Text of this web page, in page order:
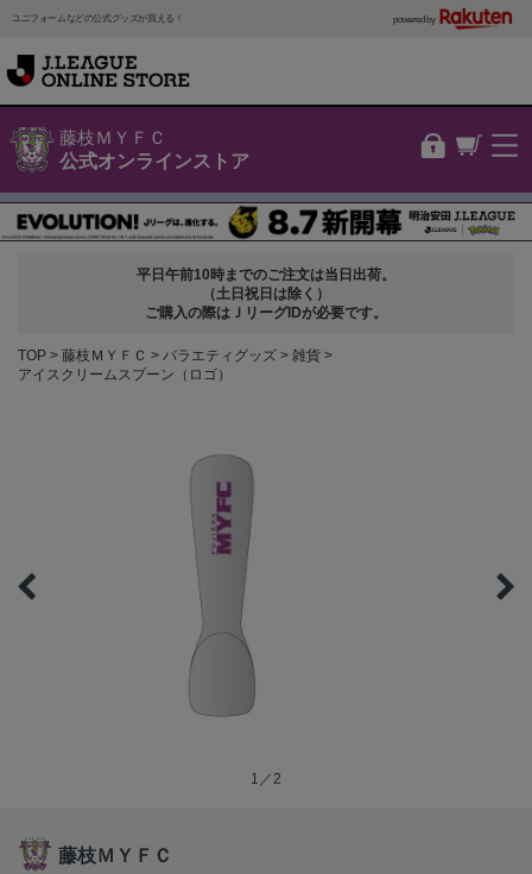
ユニフォームなどの公式グッズが買える！ powered by
藤枝ＭＹＦＣ
公式オンラインストア
平日午前10時までのご注文は当日出荷。
（土日祝日は除く）
ご購入の際はＪリーグIDが必要です。
TOP 藤枝ＭＹＦＣ バラエティグッズ
雑貨
アイスクリームスプーン（ロゴ）
1／2
藤枝ＭＹＦＣ